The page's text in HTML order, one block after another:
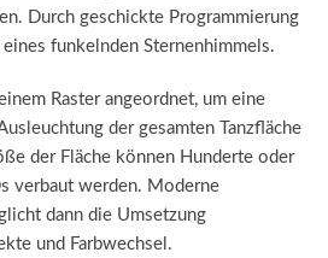
Durch geschickte Programmierung
funkelnden Sternenhimmels.
Raster angeordnet, um eine
der gesamten Tanzfläche
der Fläche können Hunderte oder
verbaut werden. Moderne
dann die Umsetzung
und Farbwechsel.